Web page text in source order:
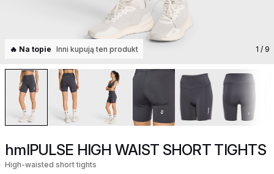
🔥 Na topie Inni kupują ten produkt 1 / 9
hmlPULSE HIGH WAIST SHORT TIGHTS
High-waisted short tights